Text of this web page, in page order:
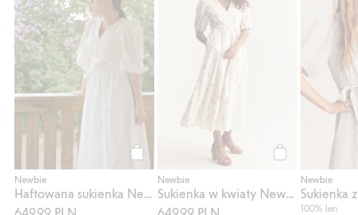
Kup
Newbie Newbie Newbie
100% len